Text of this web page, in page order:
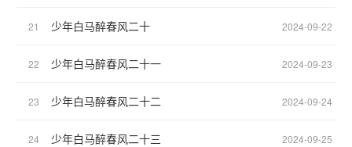
21 少年白马醉春风二十 2024-09-22
22 少年白马醉春风二十一 2024-09-23
23 少年白马醉春风二十二 2024-09-24
24 少年白马醉春风二十三 2024-09-25